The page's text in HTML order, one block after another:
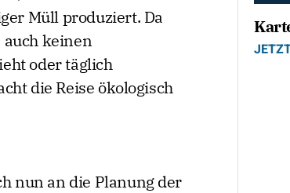
Müll produziert. Da
keinen
oder täglich
die Reise ökologisch
nun an die Planung der